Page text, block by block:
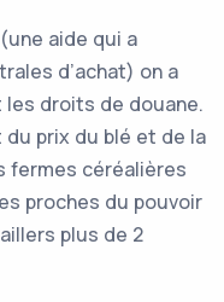
aide qui a
d’achat) on a
les droits de douane.
prix du blé et de la
fermes céréalières
proches du pouvoir
plus de 2